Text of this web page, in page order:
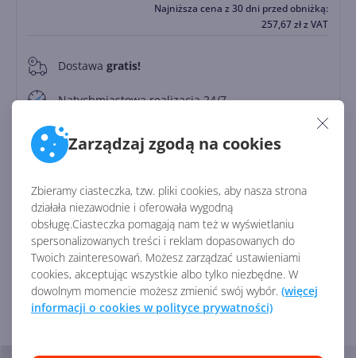
Zarządzaj zgodą na cookies
Zbieramy ciasteczka, tzw. pliki cookies, aby nasza strona
działała niezawodnie i oferowała wygodną
obsługę.Ciasteczka pomagają nam też w wyświetlaniu
spersonalizowanych treści i reklam dopasowanych do
Twoich zainteresowań. Możesz zarządzać ustawieniami
cookies, akceptując wszystkie albo tylko niezbędne. W
dowolnym momencie możesz zmienić swój wybór. (więcej
informacji o cookies w polityce prywatności)
Najniższa cena z 30 dni przed obniżką:
257,67złz VAT
0 Dostawa gratis!
Natychmiastowa realizacja 24/7
Zapłać później
Do30 dni
Identyfikator:45488
Kod producenta:CFQ7TTC0LHWJ
Zobacz porównanie z innymi pakietami